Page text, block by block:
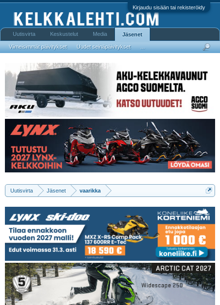
Kirjaudu sisään tai rekisteröidy
Uutisvirta Jäsenet vaarikka
Uutisvirta Keskustelut Media Jäsenet
Viimeisimmät päivitykset Uudet seinäpäivitykset